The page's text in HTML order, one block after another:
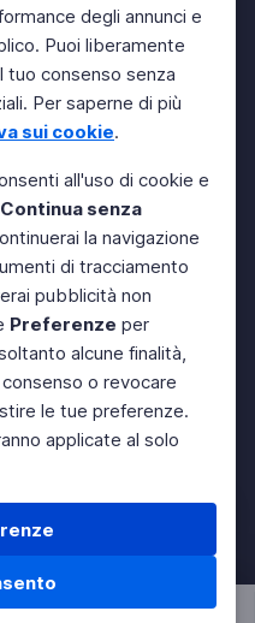
degli annunci e
Puoi liberamente
tuo consenso senza
Per saperne di più
sui cookie.
all'uso di cookie e
Continua senza
la navigazione
di tracciamento
pubblicità non
Preferenze per
alcune finalità,
o revocare
le tue preferenze.
applicate al solo